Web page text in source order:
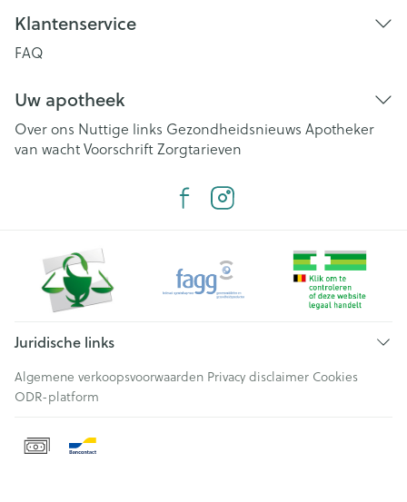
Klantenservice
FAQ
Uw apotheek
Over ons Nuttige links Gezondheidsnieuws Apotheker
van wachtVoorschriftZorgtarieven
Juridische links
Algemene verkoopsvoorwaarden Privacy disclaimer Cookies
ODR-platform